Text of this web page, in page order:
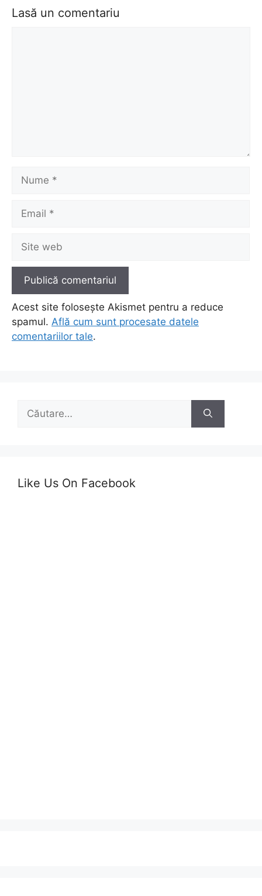
Lasă un comentariu
Nume
Email
Site
web
Acest site folosește Akismet pentru a reduce
spamul. Află cum sunt procesate datele
comentariilor tale.
după:
Like Us On Facebook